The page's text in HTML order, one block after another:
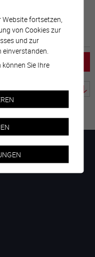
fortsetzen,
von Cookies zur
und zur
Sie Ihre